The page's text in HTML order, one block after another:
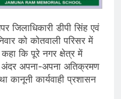
जिलाधिकारी डीपी सिंह एवं
को कोतवाली परिसर में
कि पूरे नगर क्षेत्र में
अपना-अपना अतिक्रमण
कार्यवाही प्रशासन